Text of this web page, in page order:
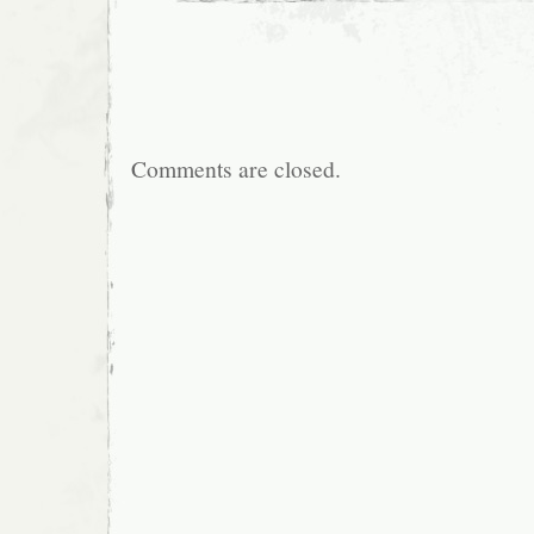
Comments are closed.